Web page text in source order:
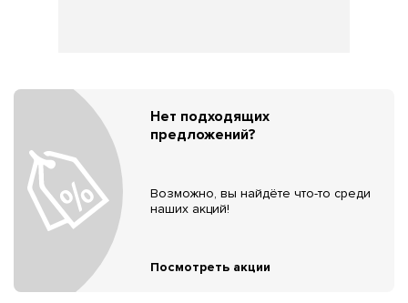
Нет подходящих
предложений?
Возможно, вы найдёте что-то среди
наших акций!
Посмотреть акции